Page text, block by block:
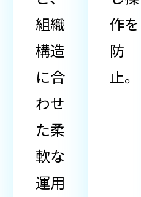
組織
構造
に合
わせ
た柔
軟な
運用
作を
防
止。